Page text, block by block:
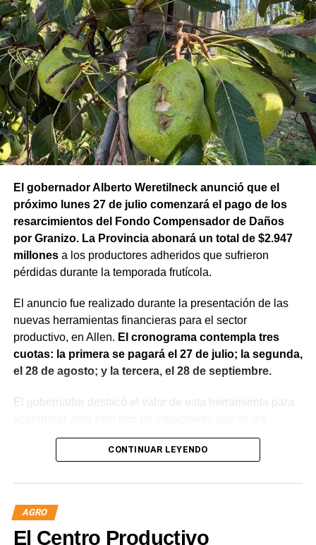
El gobernador Alberto Weretilneck anunció que el
próximo lunes 27 de julio comenzará el pago de los
resarcimientos del Fondo Compensador de Daños
por Granizo. La Provincia abonará un total de $2.947
millonesa los productores adheridos que sufrieron
pérdidas durante la temporada frutícola.
El anuncio fue realizado durante la presentación de las
nuevas herramientas financieras para el sector
productivo, en Allen. El cronograma contempla tres
cuotas: la primera se pagará el 27 de julio; la segunda,
el 28 de agosto; y la tercera, el 28 de septiembre.
El gobernador destacó el valor de esta herramienta para
presentan a los productores» y ponderó el trabajo del
El ministro de Desarrollo Económico y Productivo, Carlos
herramienta que los productores construyeron junto con
la Provincia y que permite dar una respuesta cuando el
CONTINUAR LEYENDO
AGRO
El Centro Productivo